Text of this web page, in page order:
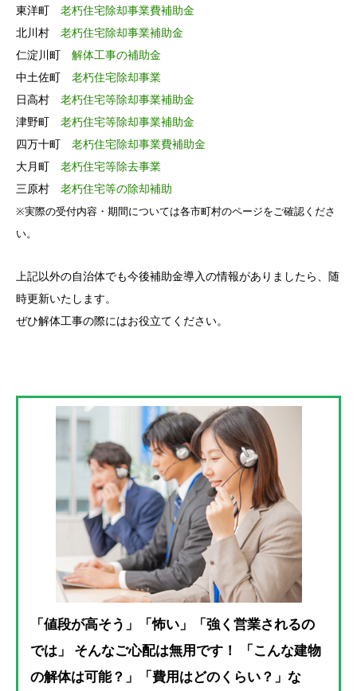
東洋町 老朽住宅除却事業費補助金
北川村 老朽住宅除却事業補助金
仁淀川町 解体工事の補助金
中土佐町 老朽住宅除却事業
日高村 老朽住宅等除却事業補助金
津野町 老朽住宅等除却事業補助金
四万十町 老朽住宅除却事業費補助金
大月町 老朽住宅等除去事業
三原村 老朽住宅等の除却補助
※実際の受付内容・期間については各市町村のページをご確認くださ
い。
上記以外の自治体でも今後補助金導入の情報がありましたら、随
時更新いたします。
ぜひ解体工事の際にはお役立てください。
「値段が高そう」「怖い」「強く営業されるの
では」 そんなご心配は無用です！ 「こんな建物
の解体は可能？」「費用はどのくらい？」な